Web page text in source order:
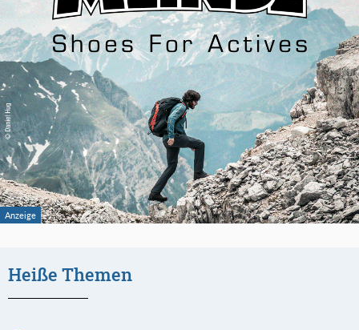
Heiße Themen